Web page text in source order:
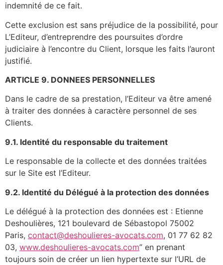
indemnité de ce fait.
Cette exclusion est sans préjudice de la possibilité, pour
L’Editeur, d’entreprendre des poursuites d’ordre
judiciaire à l’encontre du Client, lorsque les faits l’auront
justifié.
ARTICLE 9. DONNEES PERSONNELLES
Dans le cadre de sa prestation, l’Editeur va être amené
à traiter des données à caractère personnel de ses
Clients.
9.1. Identité du responsable du traitement
Le responsable de la collecte et des données traitées
sur le Site est l’Editeur.
9.2. Identité du Délégué à la protection des données
Le délégué à la protection des données est : Etienne
Deshoulières, 121 boulevard de Sébastopol 75002
Paris, contact@deshoulieres-avocats.com, 01 77 62 82
03, www.deshoulieres-avocats.com” en prenant
toujours soin de créer un lien hypertexte sur l’URL de